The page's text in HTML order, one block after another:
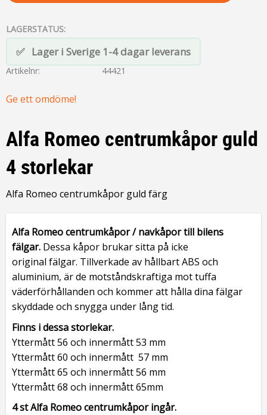
LAGERSTATUS
Lager i Sverige 1-4 dagar leverans
Artikelnr 44421
Ge ett omdöme!
Alfa Romeo centrumkåpor guld
4 storlekar
Alfa Romeo centrumkåpor guld färg
Alfa Romeo centrumkåpor / navkåportill bilens
fälgar. Dessa kåpor brukar sitta på icke
original fälgar. Tillverkade av hållbart ABS och
aluminium, är de motståndskraftiga mot tuffa
väderförhållanden och kommer att hålla dina fälgar
skyddade och snygga under lång tid.
Finns i dessa storlekar.
Yttermått 56 och innermått 53 mm
Yttermått 60 och innermått 57 mm
Yttermått 65 och innermått 56 mm
Yttermått 68 och innermått 65mm
4 st Alfa Romeo centrumkåpor ingår.